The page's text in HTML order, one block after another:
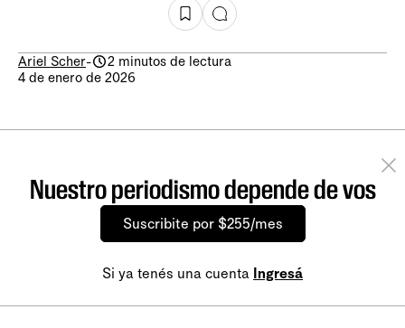
Ariel Scher-
2 minutos de lectura
4 de enero de 2026
Nuestro periodismo depende de vos
Suscribite por $255/mes
Si ya tenés una cuenta Ingresá